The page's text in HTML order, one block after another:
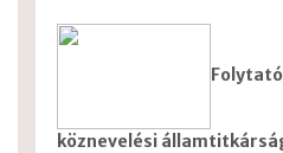
köznevelési